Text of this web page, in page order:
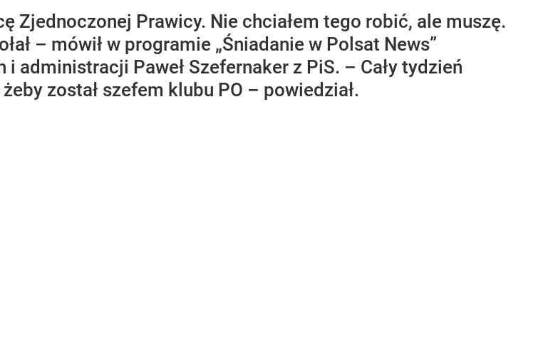
Zjednoczonej Prawicy. Nie chciałem tego robić, ale muszę.
– mówił w programie „Śniadanie w Polsat News”
administracji Paweł Szefernaker z PiS. – Cały tydzień
został szefem klubu PO – powiedział.